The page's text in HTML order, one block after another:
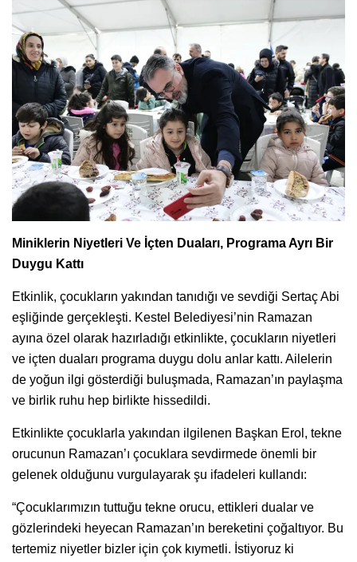
Miniklerin Niyetleri Ve İçten Duaları, Programa Ayrı Bir
Duygu Kattı
Etkinlik, çocukların yakından tanıdığı ve sevdiği Sertaç Abi
eşliğinde gerçekleşti. Kestel Belediyesi’nin Ramazan
ayına özel olarak hazırladığı etkinlikte, çocukların niyetleri
ve içten duaları programa duygu dolu anlar kattı. Ailelerin
de yoğun ilgi gösterdiği buluşmada, Ramazan’ın paylaşma
ve birlik ruhu hep birlikte hissedildi.
Etkinlikte çocuklarla yakından ilgilenen Başkan Erol, tekne
orucunun Ramazan’ı çocuklara sevdirmede önemli bir
gelenek olduğunu vurgulayarak şu ifadeleri kullandı:
“Çocuklarımızın tuttuğu tekne orucu, ettikleri dualar ve
gözlerindeki heyecan Ramazan’ın bereketini çoğaltıyor. Bu
tertemiz niyetler bizler için çok kıymetli. İstiyoruz ki